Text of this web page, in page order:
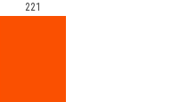
221